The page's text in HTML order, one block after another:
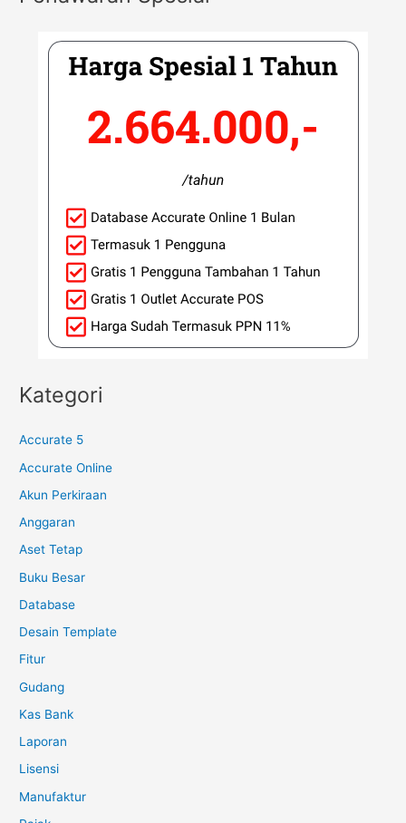
Kategori
Accurate 5
Accurate Online
Akun Perkiraan
Anggaran
Aset Tetap
Buku Besar
Database
Desain Template
Fitur
Gudang
Kas Bank
Laporan
Lisensi
Manufaktur